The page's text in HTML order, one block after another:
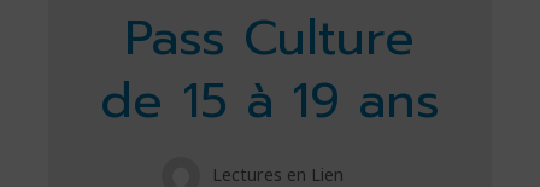
Pass Culture
de 15 à 19 ans
Lectures en Lien